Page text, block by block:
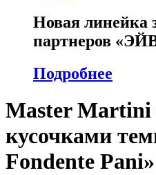
Новая линейка
партнеров
Подробнее
Master Martini
кусочками
Fondente